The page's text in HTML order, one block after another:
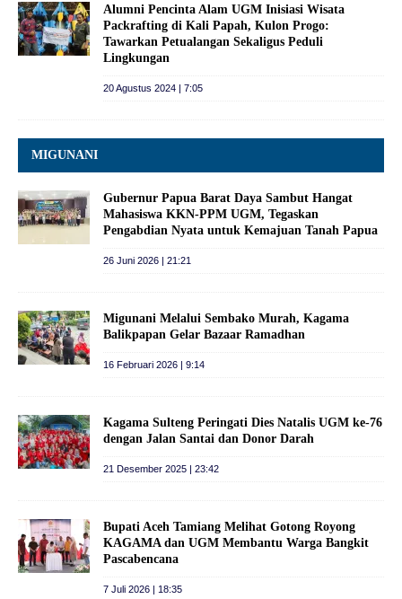
Alumni Pencinta Alam UGM Inisiasi Wisata
Packrafting di Kali Papah, Kulon Progo:
Tawarkan Petualangan Sekaligus Peduli
Lingkungan
20 Agustus 2024 | 7:05
MIGUNANI
Gubernur Papua Barat Daya Sambut Hangat
Mahasiswa KKN-PPM UGM, Tegaskan
Pengabdian Nyata untuk Kemajuan Tanah Papua
26 Juni 2026 | 21:21
Migunani Melalui Sembako Murah, Kagama
Balikpapan Gelar Bazaar Ramadhan
16 Februari 2026 | 9:14
Kagama Sulteng Peringati Dies Natalis UGM ke-76
dengan Jalan Santai dan Donor Darah
21 Desember 2025 | 23:42
Bupati Aceh Tamiang Melihat Gotong Royong
KAGAMA dan UGM Membantu Warga Bangkit
Pascabencana
7 Juli 2026 | 18:35